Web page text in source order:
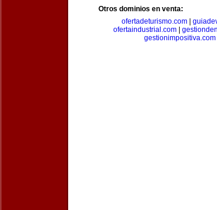
Otros dominios en venta:
ofertadeturismo.com|
ofertaindustrial.com|
gestionimpositiva.com